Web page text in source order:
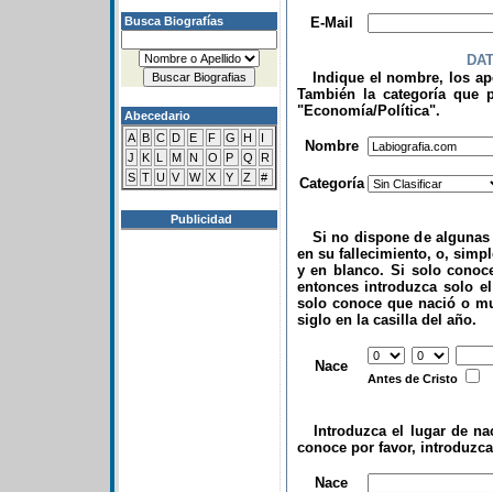
Busca Biografías
Abecedario
A B C D E F G H
I
J
K L M N O P Q
R
S T U V W X Y Z #
Publicidad
E-Mail
Indique el nombre, los
También la categoría que
"Economía/Política".
Nombre
Categoría
Si no dispone de algunas
en su fallecimiento, o,
y en blanco. Si solo
entonces introduzca solo
solo conoce que nació o
siglo en la casilla del año.
Nace
Antes de Cristo
Introduzca el lugar de
conoce por favor,
Nace